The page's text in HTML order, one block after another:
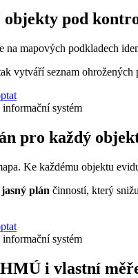
objekty pod
na mapových podkladech
vytváří seznam
pro každý
Ke každému objektu
jasný plán činností, který
i vlastní